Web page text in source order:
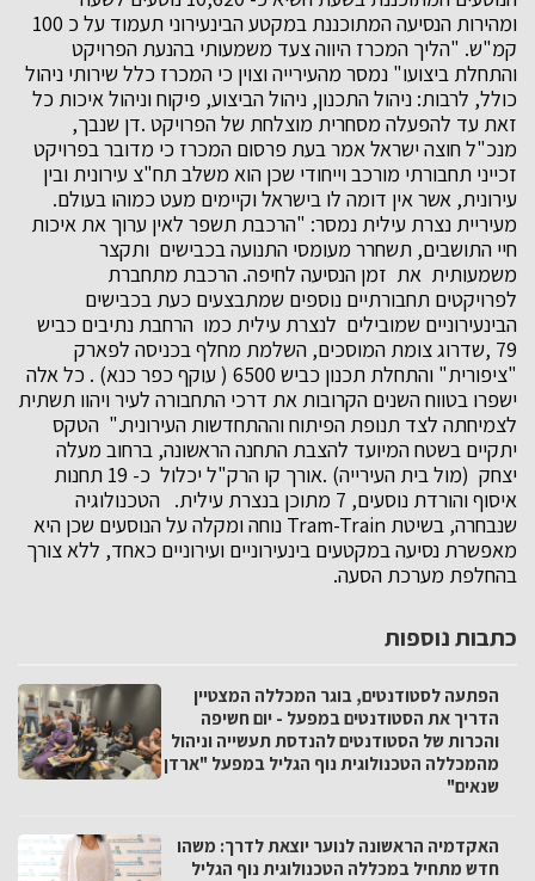
ומהירות הנסיעה המתוכננת במקטע הבינעירוני תעמוד על כ 100
קמ"ש. "הליך המכרז היווה צעד משמעותי בהנעת הפרויקט
והתחלת ביצועו" נמסר מהעירייה וצוין כי המכרז כלל שירותי ניהול
כולל, לרבות: ניהול התכנון, ניהול הביצוע, פיקוח וניהול איכות כל
זאת עד להפעלה מסחרית מוצלחת של הפרויקט .דן שנבך,
מנכ"ל חוצה ישראל אמר בעת פרסום המכרז כי מדובר בפרויקט
זכייני תחבורתי מורכב וייחודי שכן הוא משלב תח"צ עירונית ובין
עירונית, אשר אין דומה לו בישראל וקיימים מעט כמוהו בעולם.
מעיריית נצרת עילית נמסר: "הרכבת תשפר לאין ערוך את איכות
חיי התושבים, תשחרר מעומסי התנועה בכבישים ותקצר
משמעותית את זמן הנסיעה לחיפה. הרכבת מתחברת
לפרויקטים תחבורתיים נוספים שמתבצעים כעת בכבישים
הבינעירוניים שמובילים לנצרת עילית כמו הרחבת נתיבים כביש
79 ,שדרוג צומת המוסכים, השלמת מחלף בכניסה לפארק
"ציפורית" והתחלת תכנון כביש 6500 ( עוקף כפר כנא) . כל אלה
ישפרו בטווח השנים הקרובות את דרכי התחבורה לעיר ויהוו תשתית
לצמיחתה לצד תנופת הפיתוח וההתחדשות העירונית." הטקס
יתקיים בשטח המיועד להצבת התחנה הראשונה, ברחוב מעלה
יצחק (מול בית העירייה) .אורך קו הרק"ל יכלול כ- 19 תחנות
איסוף והורדת נוסעים, 7 מתוכן בנצרת עילית. הטכנולוגיה
שנבחרה, בשיטת Tram-Train נוחה ומקלה על הנוסעים שכן היא
מאפשרת נסיעה במקטעים בינעירוניים ועירוניים כאחד, ללא צורך
בהחלפת מערכת הסעה.
כתבות נוספות
הפתעה לסטודנטים, בוגר המכללה המצטיין
הדריך את הסטודנטים במפעל - יום חשיפה
והכרות של הסטודנטים להנדסת תעשייה וניהול
מהמכללה הטכנולוגית נוף הגליל במפעל "ארדן
שנאים"
האקדמיה הראשונה לנוער יוצאת לדרך: משהו
חדש מתחיל במכללה הטכנולוגית נוף הגליל